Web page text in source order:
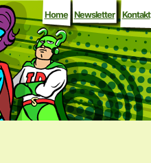
Home Newsletter Kontakt